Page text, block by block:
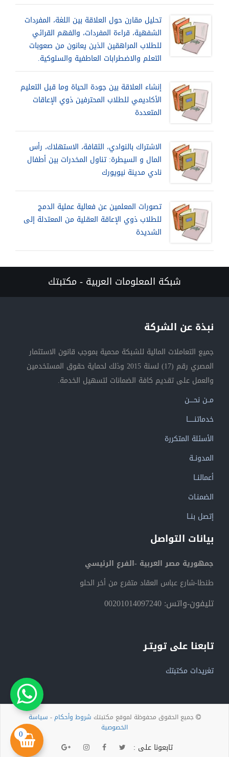
تحليل مقارن حول العلاقة بين اللغة، المفردات
الشفهية، قراءة المفردات، والفهم القرائي
للطلاب المراهقين الذين يعانون من صعوبات
التعلم والاضطرابات العاطفية والسلوكية.
إنشاء العلاقة بين جودة الحياة وما قبل التعليم
الأكاديمي للطلاب المحترفين ذوي الإعاقات
المتعددة
الاشتراك بالنوادي، الثقافة، الاستهلاك، رأس
المال و السيطرة: تناول المخدرات بين أطفال
نادي مدينة نيويورك
تصورات المعلمين عن فعالية عملية الدمج
للطلاب ذوي الإعاقة العقلية من المعتدلة إلى
الشديدة
0
شبكة المعلومات العربية - مكتبتك
نبذة عن الشركة
جميع التعاملات المالية للشبكة محمية بموجب قانون الاستثمار
المصري رقم (17) لسنة 2015 وذلك لحماية حقوق المستخدمين
والعمل على تقديم كافة الضمانات لتسهيل الخدمة.
مــن نحــــن
خدماتنــــــا
الأسئلة المتكررة
المدونــة
أعمالنــا
الضمنـات
إتصل بنــا
بيانات التواصل
جمهورية مصر العربية -الفرع الرئيسي
طنطا-شارع عباس العقاد متفرع من أخر الحلو
تليفون-واتس: 00201014097240
تابعنا على تويتـر
تغريدات مكتبتك
جميع الحقوق محفوظة لموقع مكتبتك شروط وأحكام- سياسة
الخصوصية
تابعونا على :